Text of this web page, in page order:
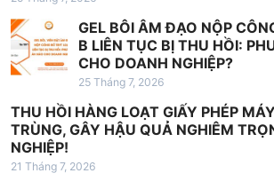
v
i
t
GEL BÔI ÂM ĐẠO NỘP
B LIÊN TỤC BỊ THU HỒI:
CHO DOANH NGHIỆP?
25 Tháng 7, 2026
THU HỒI HÀNG LOẠT GIẤY PHÉP
TRÙNG, GÂY HẬU QUẢ NGHIÊM
NGHIỆP!
21 Tháng 7, 2026